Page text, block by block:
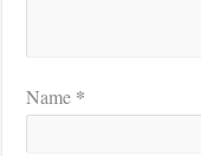
Name *